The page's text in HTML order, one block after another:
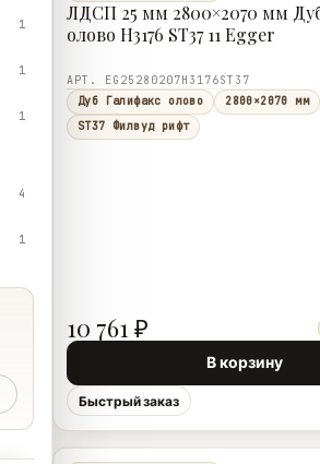
1
1
1
4
1
ЛДСП 25 мм 2800×2070 мм
олово H3176 ST37 11 Egger
АРТ. EG25280207H3176ST37
Дуб Галифакс олово
2800×2070 мм
ST37 Филвуд рифт
10 761 ₽
В корзину
Быстрый заказ